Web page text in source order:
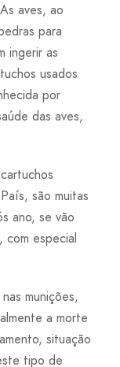
aves, ao
para
ingerir as
usados
por
das aves,
são muitas
ano, se vão
com especial
munições,
a morte
situação
tipo de